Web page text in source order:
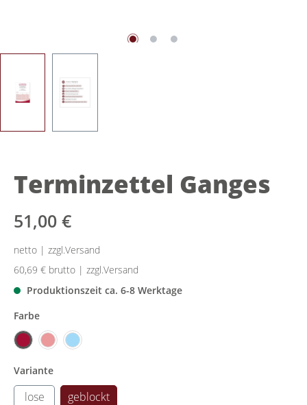
Terminzettel Ganges
51,00 €
netto | zzgl.Versand
60,69 € brutto | zzgl.Versand
Produktionszeit ca. 6-8 Werktage
Farbe
Variante
lose geblockt